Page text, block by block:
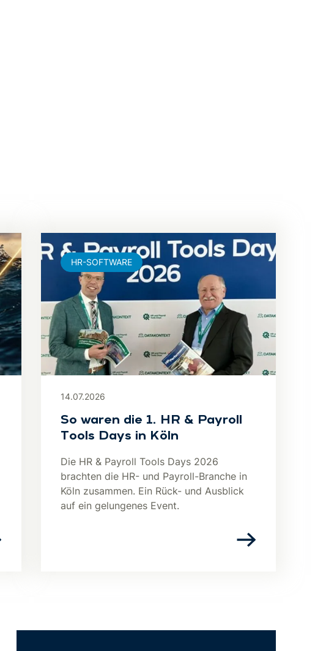
14.07.2026
So waren die 1. HR & Payroll
Tools Days in Köln
Die HR & Payroll Tools Days 2026
brachten die HR- und Payroll-Branche in
Köln zusammen. Ein Rück- und Ausblick
auf ein gelungenes Event.
HR-SOFTWARE